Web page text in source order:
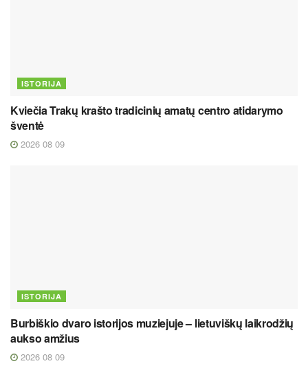
ISTORIJA
Kviečia Trakų krašto tradicinių amatų centro atidarymo
šventė
2026 08 09
ISTORIJA
Burbiškio dvaro istorijos muziejuje – lietuviškų laikrodžių
aukso amžius
2026 08 09